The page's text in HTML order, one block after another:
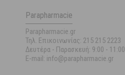
Parapharmacie
Parapharmacie.gr
Τηλ. Επικοινωνίας: 215 215 2223
Δευτέρα - Παρασκευή: 9:00 - 11:00
E-mail: info@parapharmacie.gr